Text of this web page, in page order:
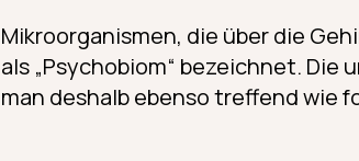
Mikroorganismen, die über die
als „Psychobiom“ bezeichnet.
man deshalb ebenso treffend wie